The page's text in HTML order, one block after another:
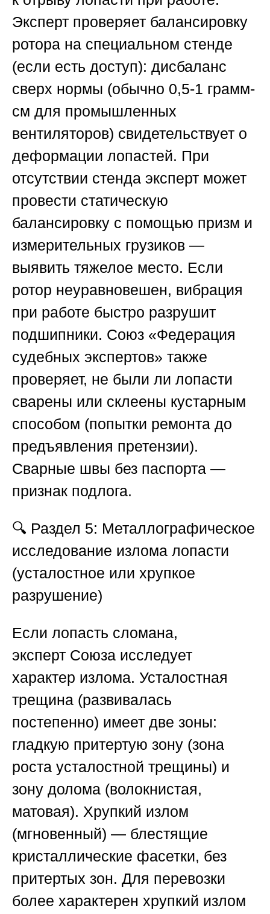
Эксперт проверяет балансировку
ротора на специальном стенде
(если есть доступ): дисбаланс
сверх нормы (обычно 0,5-1 грамм-
см для промышленных
вентиляторов) свидетельствует о
деформации лопастей. При
отсутствии стенда эксперт может
провести статическую
балансировку с помощью призм и
измерительных грузиков —
выявить тяжелое место. Если
ротор неуравновешен, вибрация
при работе быстро разрушит
подшипники. Союз «Федерация
судебных экспертов» также
проверяет, не были ли лопасти
сварены или склеены кустарным
способом (попытки ремонта до
предъявления претензии).
Сварные швы без паспорта —
признак подлога.
🔍 Раздел 5: Металлографическое
исследование излома лопасти
(усталостное или хрупкое
разрушение)
Если лопасть сломана,
эксперт Союза исследует
характер излома. Усталостная
трещина (развивалась
постепенно) имеет две зоны:
гладкую притертую зону (зона
роста усталостной трещины) и
зону долома (волокнистая,
матовая). Хрупкий излом
(мгновенный) — блестящие
кристаллические фасетки, без
притертых зон. Для перевозки
более характерен хрупкий излом